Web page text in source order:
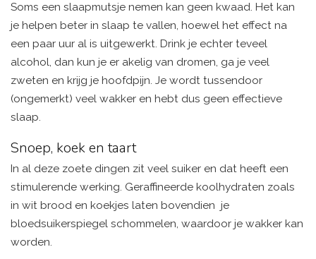
Soms een slaapmutsje nemen kan geen kwaad. Het kan
je helpen beter in slaap te vallen, hoewel het effect na
een paar uur al is uitgewerkt. Drink je echter teveel
alcohol, dan kun je er akelig van dromen, ga je veel
zweten en krijg je hoofdpijn. Je wordt tussendoor
(ongemerkt) veel wakker en hebt dus geen effectieve
slaap.
Snoep, koek en taart
In al deze zoete dingen zit veel suiker en dat heeft een
stimulerende werking. Geraffineerde koolhydraten zoals
in wit brood en koekjes laten bovendien je
bloedsuikerspiegel schommelen, waardoor je wakker kan
worden.